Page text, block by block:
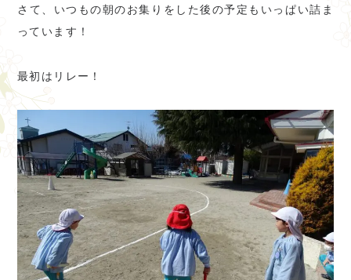
さて、いつもの朝のお集りをした後の予定もいっぱい詰ま
っています！
最初はリレー！